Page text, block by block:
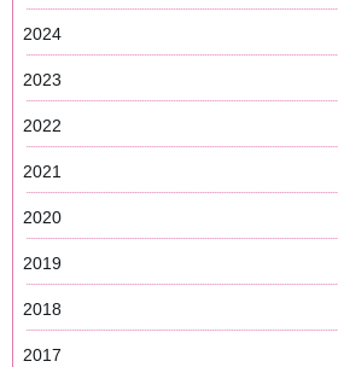
2024
2023
2022
2021
2020
2019
2018
2017